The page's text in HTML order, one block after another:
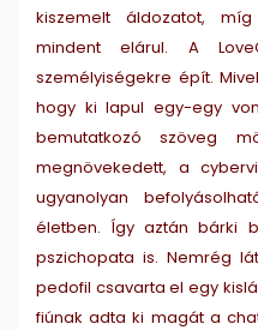
kiszemelt áldozatot,
mindent elárul. A
személyiségekre épít.
hogy ki lapul egy-egy
bemutatkozó szöveg
megnövekedett, a
ugyanolyan
életben. Így aztán bárki
pszichopata is. Nemrég
pedofil csavarta el egy
fiúnak adta ki magát a